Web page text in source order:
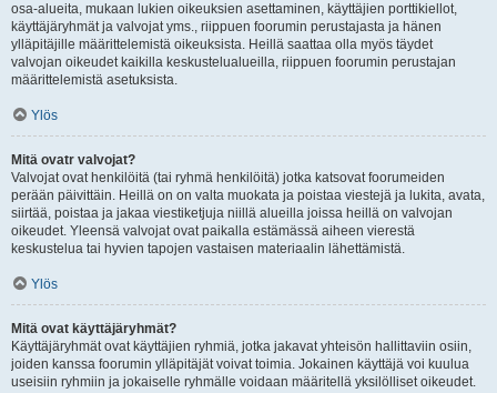
osa-alueita, mukaan lukien oikeuksien asettaminen, käyttäjien porttikiellot,
käyttäjäryhmät ja valvojat yms., riippuen foorumin perustajasta ja hänen
ylläpitäjille määrittelemistä oikeuksista. Heillä saattaa olla myös täydet
valvojan oikeudet kaikilla keskustelualueilla, riippuen foorumin perustajan
määrittelemistä asetuksista.
Ylös
Mitä ovatr valvojat?
Valvojat ovat henkilöitä (tai ryhmä henkilöitä) jotka katsovat foorumeiden
perään päivittäin. Heillä on on valta muokata ja poistaa viestejä ja lukita, avata,
siirtää, poistaa ja jakaa viestiketjuja niillä alueilla joissa heillä on valvojan
oikeudet. Yleensä valvojat ovat paikalla estämässä aiheen vierestä
keskustelua tai hyvien tapojen vastaisen materiaalin lähettämistä.
Ylös
Mitä ovat käyttäjäryhmät?
Käyttäjäryhmät ovat käyttäjien ryhmiä, jotka jakavat yhteisön hallittaviin osiin,
joiden kanssa foorumin ylläpitäjät voivat toimia. Jokainen käyttäjä voi kuulua
useisiin ryhmiin ja jokaiselle ryhmälle voidaan määritellä yksilölliset oikeudet.